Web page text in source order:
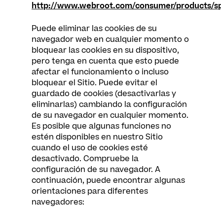
http://www.webroot.com/consumer/products/
Puede eliminar las cookies de su
navegador web en cualquier momento o
bloquear las cookies en su dispositivo,
pero tenga en cuenta que esto puede
afectar el funcionamiento o incluso
bloquear el Sitio. Puede evitar el
guardado de cookies (desactivarlas y
eliminarlas) cambiando la configuración
de su navegador en cualquier momento.
Es posible que algunas funciones no
estén disponibles en nuestro Sitio
cuando el uso de cookies esté
desactivado. Compruebe la
configuración de su navegador. A
continuación, puede encontrar algunas
orientaciones para diferentes
navegadores: